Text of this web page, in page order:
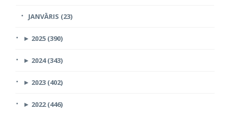
JANVĀRIS (23)
► 2025 (390)
► 2024 (343)
► 2023 (402)
► 2022 (446)